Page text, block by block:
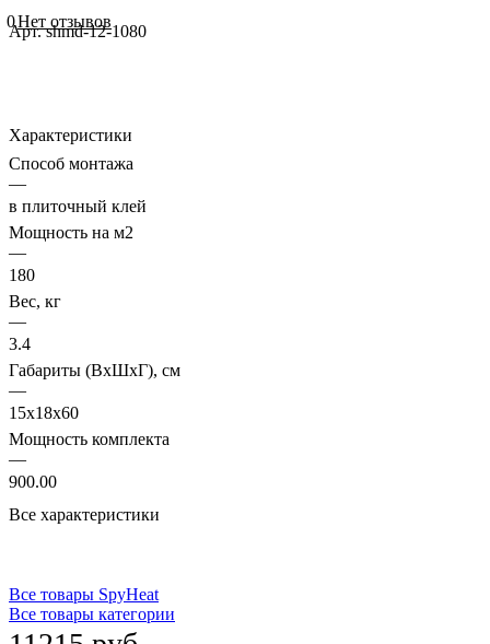
0Нет отзывов
Арт.shmd-12-1080
Характеристики
Способ монтажа
—
в плиточный клей
Мощность на м2
—
180
Вес, кг
—
3.4
Габариты (ВхШхГ), см
—
15x18x60
Мощность комплекта
—
900.00
Все характеристики
Все товары SpyHeat
Все товары категории